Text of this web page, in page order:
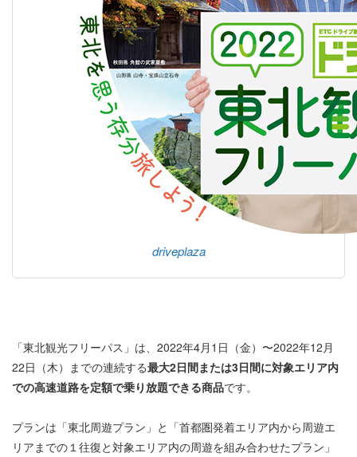
driveplaza
「東北観光フリーパス」は、2022年4月1日（金）〜2022年12月
22日（木）までの連続する最大2日間または3日間に対象エリア内
での高速道路を定額で乗り放題できる商品です。
プランは「東北周遊プラン」と「首都圏発着エリア内から周遊エ
リアまでの１往復と対象エリア内の周遊を組み合わせたプラン」